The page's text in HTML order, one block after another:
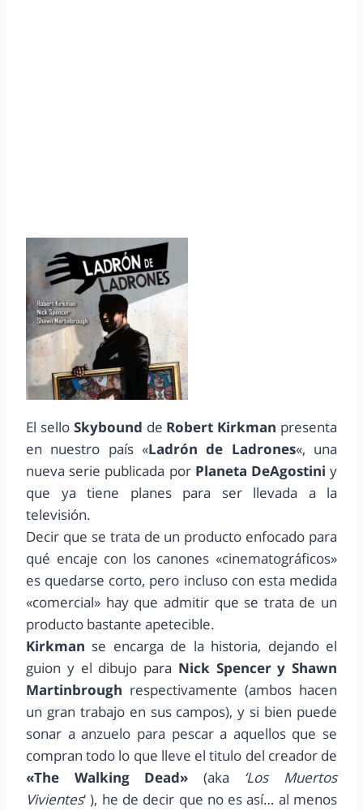
El sello Skybound de Robert Kirkman presenta
en nuestro país «Ladrón de Ladrones«, una
nueva serie publicada por Planeta DeAgostiniy
que ya tiene planes para ser llevada a la
televisión.
Decir que se trata de un producto enfocado para
qué encaje con los canones «cinematográficos»
es quedarse corto, pero incluso con esta medida
«comercial» hay que admitir que se trata de un
producto bastante apetecible.
Kirkman se encarga de la historia, dejando el
guion y el dibujo para Nick Spencer y Shawn
Martinbrough respectivamente (ambos hacen
un gran trabajo en sus campos), y si bien puede
sonar a anzuelo para pescar a aquellos que se
compran todo lo que lleve el titulo del creador de
«The Walking Dead» (aka ‘Los Muertos
Vivientes‘ ), he de decir que no es así… al menos